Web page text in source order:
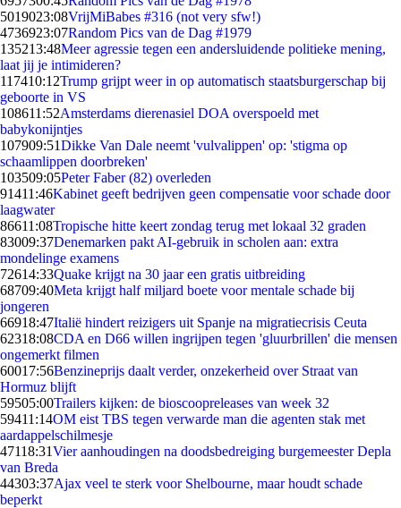
5019023:08VrijMiBabes #316 (not very sfw!)
4736923:07Random Pics van de Dag #1979
135213:48Meer agressie tegen een andersluidende politieke mening,
laat jij je intimideren?
117410:12Trump grijpt weer in op automatisch staatsburgerschap bij
geboorte in VS
108611:52Amsterdams dierenasiel DOA overspoeld met
babykonijntjes
107909:51Dikke Van Dale neemt 'vulvalippen' op: 'stigma op
schaamlippen doorbreken'
103509:05Peter Faber (82) overleden
91411:46Kabinet geeft bedrijven geen compensatie voor schade door
laagwater
86611:08Tropische hitte keert zondag terug met lokaal 32 graden
83009:37Denemarken pakt AI-gebruik in scholen aan: extra
mondelinge examens
72614:33Quake krijgt na 30 jaar een gratis uitbreiding
68709:40Meta krijgt half miljard boete voor mentale schade bij
jongeren
66918:47Italië hindert reizigers uit Spanje na migratiecrisis Ceuta
62318:08CDA en D66 willen ingrijpen tegen 'gluurbrillen' die mensen
ongemerkt filmen
60017:56Benzineprijs daalt verder, onzekerheid over Straat van
Hormuz blijft
59505:00Trailers kijken: de bioscoopreleases van week 32
59411:14OM eist TBS tegen verwarde man die agenten stak met
aardappelschilmesje
47118:31Vier aanhoudingen na doodsbedreiging burgemeester Depla
van Breda
44303:37Ajax veel te sterk voor Shelbourne, maar houdt schade
beperkt